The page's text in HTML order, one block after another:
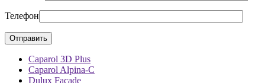
Телефон
Caparol 3D Plus
Caparol Alpina-C
Dulux Facade